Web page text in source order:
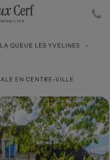
LA QUEUE LES YVELINES
EN CENTRE-VILLE